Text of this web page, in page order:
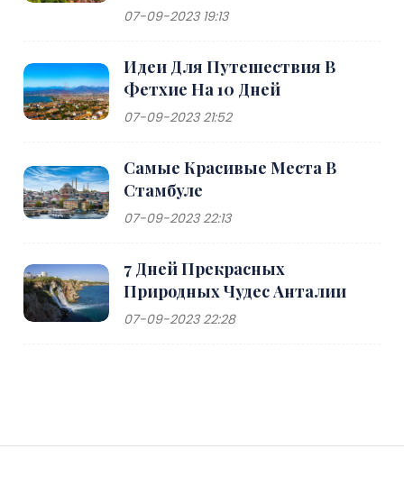
07-09-2023 19:13
Идеи Для Путешествия В
Фетхие На 10 Дней
07-09-2023 21:52
Самые Красивые Места В
Стамбуле
07-09-2023 22:13
7 Дней Прекрасных
Природных Чудес Анталии
07-09-2023 22:28